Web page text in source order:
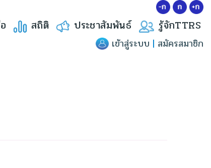
สถิติ ประชาสัมพันธ์ รู้จักTTRS
เข้าสู่ระบบ | สมัครสมาชิก